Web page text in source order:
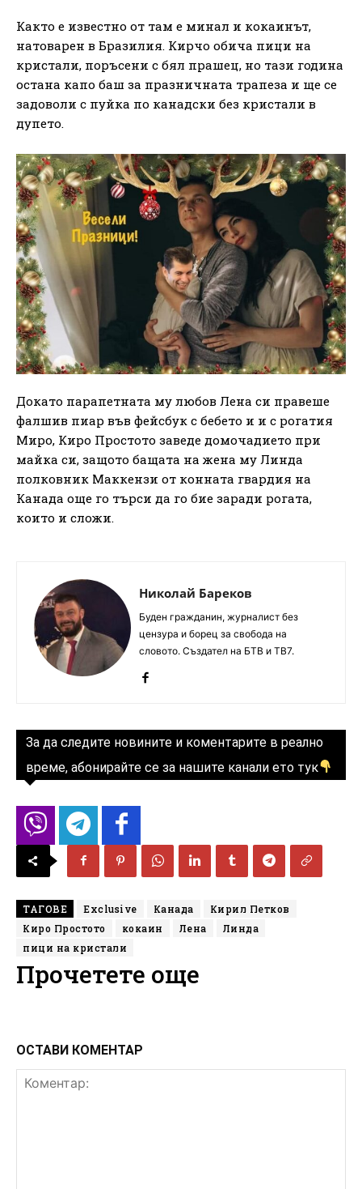
Както е известно от там е минал и кокаинът,
натоварен в Бразилия. Кирчо обича пици на
кристали, поръсени с бял прашец, но тази година
остана капо баш за празничната трапеза и ще се
задоволи с пуйка по канадски без кристали в
дупето.
Докато парапетната му любов Лена си правеше
фалшив пиар във фейсбук с бебето и и с рогатия
Миро, Киро Простото заведе домочадието при
майка си, защото бащата на жена му Линда
полковник Маккензи от конната гвардия на
Канада още го търси да го бие заради рогата,
които и сложи.
Николай Бареков
Буден гражданин, журналист без
цензура и борец за свобода на
словото. Създател на БТВ и ТВ7.
За да следите новините и коментарите в реално
време, абонирайте се за нашите канали ето тук
ТАГОВЕ Exclusive Канада
Кирил Петков
Киро Простото
кокаин Лена
Линда
пици на кристали
Прочетете още
ОСТАВИ КОМЕНТАР